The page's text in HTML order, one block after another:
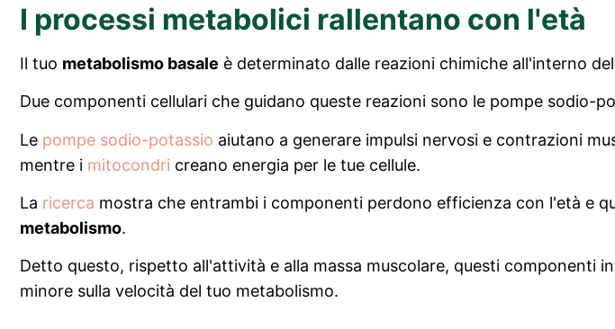
I processi metabolici rallentano con l'età
Il tuo metabolismo basale è determinato dalle reazioni chimiche all'interno
Due componenti cellulari che guidano queste reazioni sono le pompe sodio-
Le pompe sodio-potassio aiutano a generare impulsi nervosi e contrazioni
mentre i mitocondri creano energia per le tue cellule.
La ricerca mostra che entrambi i componenti perdono efficienza con l'età e
metabolismo.
Detto questo, rispetto all'attività e alla massa muscolare, questi componenti
minore sulla velocità del tuo metabolismo.